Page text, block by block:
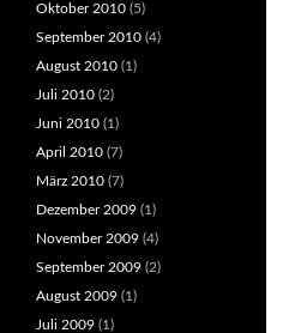
Oktober 2010 (5)
September 2010 (4)
August 2010 (1)
Juli 2010 (2)
Juni 2010 (1)
April 2010 (7)
März 2010 (7)
Dezember 2009 (1)
November 2009 (4)
September 2009 (2)
August 2009 (1)
Juli 2009 (1)